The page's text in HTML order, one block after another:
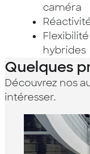
caméra
hybrides
Quelques
Découvrez nos
intéresser.